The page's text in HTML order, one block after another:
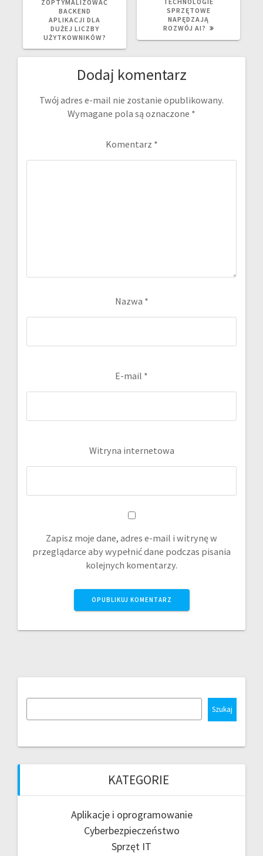
ZOPTYMALIZOWAĆ
BACKEND
APLIKACJI DLA
DUŻEJ LICZBY
UŻYTKOWNIKÓW?
SPRZĘTOWE
NAPĘDZAJĄ
ROZWÓJ AI?
Dodaj komentarz
Twój adres e-mail nie zostanie opublikowany.
Wymagane pola są oznaczone *
Komentarz *
Nazwa *
E-mail *
Witryna internetowa
Zapisz moje dane, adres e-mail i witrynę w
przeglądarce aby wypełnić dane podczas pisania
kolejnych komentarzy.
Szukaj
KATEGORIE
Aplikacje i oprogramowanie
Cyberbezpieczeństwo
Sprzęt IT